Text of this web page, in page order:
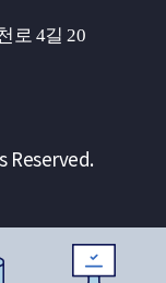
로 4길 20
Reserved.